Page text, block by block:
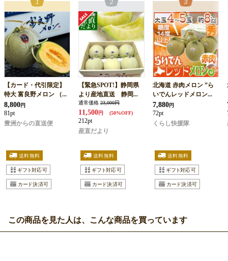
【カード・代引限定】
特大 富良野メロン （...
8,800円
81pt
豊洲からの直送便
【緊急SPOT!】静岡県
より産地直送 静岡...
通常価格 23,000円
11,500円 (50%OFF)
212pt
産直だより
北海道 赤肉メロン ”ら
いでんレッドメロン...
7,880円
72pt
くらし快援隊
この商品を見た人は、こんな商品を買っています